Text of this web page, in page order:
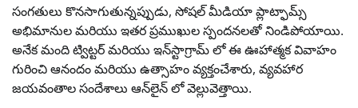
సంగతులు కొనసాగుతున్నప్పుడు, సోషల్ మీడియా ప్లాట్ఫామ్స్
అభిమానుల మరియు ఇతర ప్రముఖుల స్పందనలతో నిండిపోయాయి.
అనేక మంది ట్విట్టర్ మరియు ఇన్‌స్టాగ్రామ్ లో ఈ ఊహాత్మక వివాహం
గురించి ఆనందం మరియు ఉత్సాహం వ్యక్తంచేశారు, వ్య‌వ‌హార
జ‌య‌వంతాల సందేశాలు ఆన్‌లైన్ లో వెల్లువెత్తాయి.